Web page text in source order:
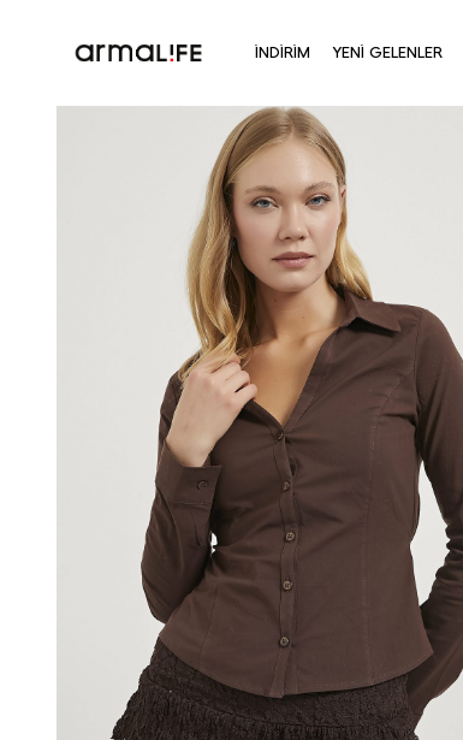
İNDİRİM YENİ GELENLER